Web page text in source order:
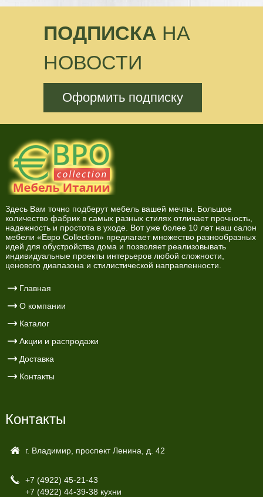
ПОДПИСКА НА
НОВОСТИ
Оформить подписку
Здесь Вам точно подберут мебель вашей мечты. Большое
количество фабрик в самых разных стилях отличает прочность,
надежность и простота в уходе. Вот уже более 10 лет наш салон
мебели «Евро Collection» предлагает множество разнообразных
идей для обустройства дома и позволяет реализовывать
индивидуальные проекты интерьеров любой сложности,
ценового диапазона и стилистической направленности.
Главная
О компании
Каталог
Акции и распродажи
Доставка
Контакты
Контакты
г. Владимир, проспект Ленина, д. 42
+7 (4922) 45-21-43
+7 (4922) 44-39-38 кухни